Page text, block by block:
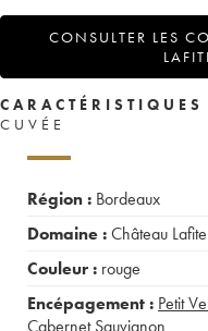
CONSULTER LES
CARACTÉRISTIQUES
CUVÉE
Région : Bordeaux
Domaine :Château
Couleur : rouge
Encépagement : Petit
Cabernet Sauvignon